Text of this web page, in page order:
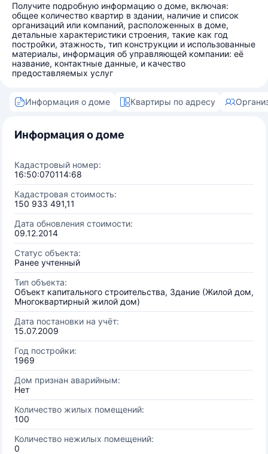
Получите подробную информацию о доме, включая:
общее количество квартир в здании, наличие и список
организаций или компаний, расположенных в доме,
детальные характеристики строения, такие как год
постройки, этажность, тип конструкции и использованные
материалы, информация об управляющей компании: её
название, контактные данные, и качество
предоставляемых услуг
Информация о доме Квартиры по адресу
Информация о доме
Кадастровый номер:
16:50:070114:68
Кадастровая стоимость:
150 933 491,11
Дата обновления стоимости:
09.12.2014
Статус объекта:
Ранее учтенный
Тип объекта:
Объект капитального строительства, Здание (Жилой дом,
Многоквартирный жилой дом)
Дата постановки на учёт:
15.07.2009
Год постройки:
1969
Дом признан аварийным:
Нет
Количество жилых помещений:
100
Количество нежилых помещений:
0